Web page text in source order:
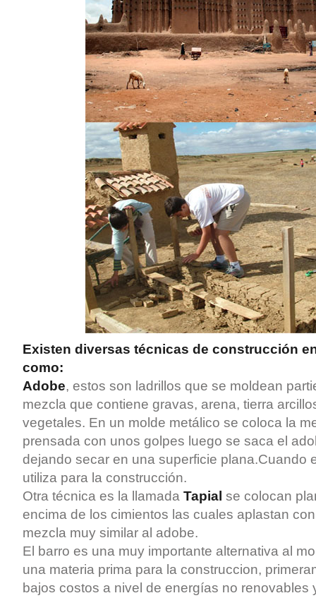
Existen diversas técnicas de construcción
como:
Adobe, estos son ladrillos que se moldean
mezcla que contiene gravas, arena, tierra
vegetales. En un molde metálico se coloca la
prensada con unos golpes luego se saca el
dejando secar en una superficie plana.Cuando
utiliza para la construcción.
Otra técnica es la llamada Tapial se colocan
encima de los cimientos las cuales aplastan
mezcla muy similar al adobe.
El barro es una muy importante alternativa al
una materia prima para la construccion,
bajos costos a nivel de energías no renovables